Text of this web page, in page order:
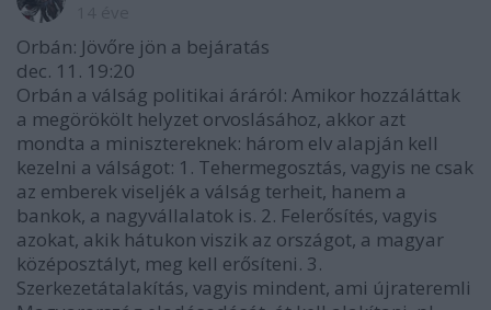
Orbán: Jövőre jön a bejáratás
dec. 11. 19:20
Orbán a válság politikai áráról: Amikor hozzáláttak
a megörökölt helyzet orvoslásához, akkor azt
mondta a minisztereknek: három elv alapján kell
kezelni a válságot: 1. Tehermegosztás, vagyis ne csak
az emberek viseljék a válság terheit, hanem a
bankok, a nagyvállalatok is. 2. Felerősítés, vagyis
azokat, akik hátukon viszik az országot, a magyar
középosztályt, meg kell erősíteni. 3.
Szerkezetátalakítás, vagyis mindent, ami újrateremli